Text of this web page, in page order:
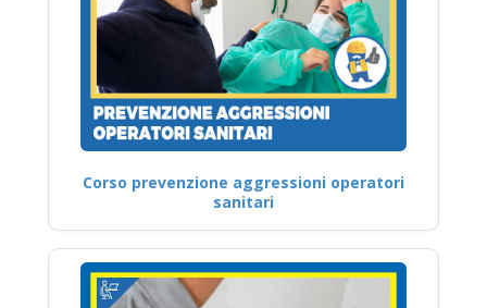
Corso prevenzione aggressioni operatori
sanitari